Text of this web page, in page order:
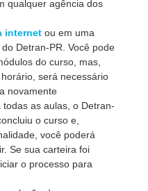
qualquer agência dos
internet ou em uma
Detran-PR. Você pode
do curso, mas,
será necessário
novamente
as aulas, o Detran-
o curso e,
você poderá
Se sua carteira foi
o processo para